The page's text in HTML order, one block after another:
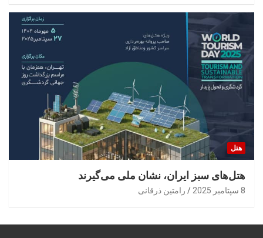
هتل
هتل‌های سبز ایران، نشان ملی می‌گیرند
8 سپتامبر 2025 رامتین ذرقانی